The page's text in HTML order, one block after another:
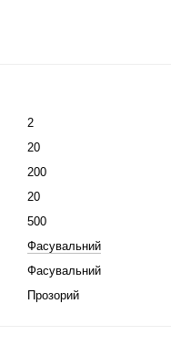
2
20
200
20
500
Фасувальний
Фасувальний
Прозорий